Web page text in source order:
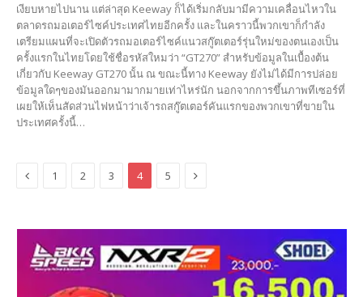
เงียบหายไปนาน แต่ล่าสุด Keeway ก็ได้เริ่มกลับมามีความเคลื่อนไหวใน
ตลาดรถมอเตอร์ไซค์ประเทศไทยอีกครั้ง และในคราวนี้พวกเขาก็กำลัง
เตรียมแผนที่จะเปิดตัวรถมอเตอร์ไซค์แนวสกู๊ตเตอร์รุ่นใหม่ของตนเองเป็น
ครั้งแรกในไทยโดยใช้ชื่อรหัสใหมว่า “GT270” สำหรับข้อมูลในเบื้องต้น
เกี่ยวกับ Keeway GT270 นั้น ณ ขณะนี้ทาง Keeway ยังไม่ได้มีการปล่อย
ข้อมูลใดๆของมันออกมามากมายเท่าไหร่นัก นอกจากการขึ้นภาพทีเซอร์ที่
เผยให้เห็นสัดส่วนไฟหน้าว่าเจ้ารถสกู๊ตเตอร์คันแรกของพวกเขาที่ขายใน
ประเทศครั้งนี้…
Previous
1 2 3 4 5 Next